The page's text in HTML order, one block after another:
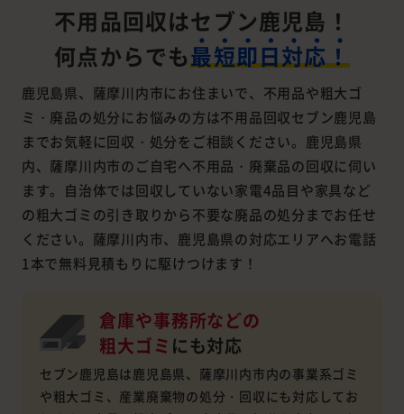
不用品回収はセブン鹿児島！
何点からでも最短即日対応！
鹿児島県、薩摩川内市にお住まいで、不用品や粗大ゴ
ミ・廃品の処分にお悩みの方は不用品回収セブン鹿児島
までお気軽に回収・処分をご相談ください。鹿児島県
内、薩摩川内市のご自宅へ不用品・廃棄品の回収に伺い
ます。自治体では回収していない家電4品目や家具など
の粗大ゴミの引き取りから不要な廃品の処分までお任せ
ください。薩摩川内市、鹿児島県の対応エリアへお電話
1本で無料見積もりに駆けつけます！
倉庫や事務所などの
粗大ゴミ にも対応
セブン鹿児島は鹿児島県、薩摩川内市内の事業系ゴミ
や粗大ゴミ、産業廃棄物の処分・回収にも対応してお